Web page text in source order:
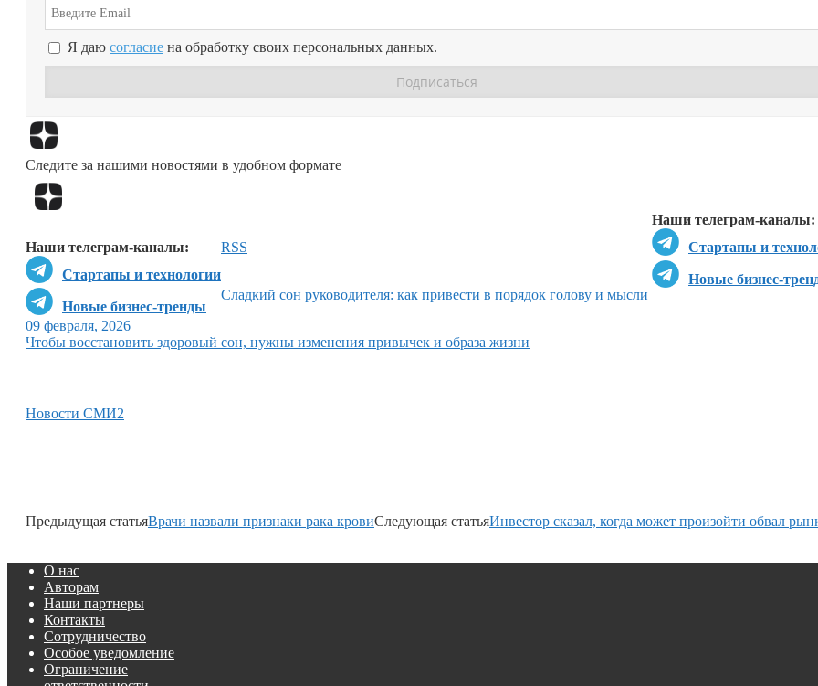
Я даю согласие на обработку своих персональных данных.
Следите за нашими новостями в удобном формате
Наши телеграм-каналы:
Стартапы и
Новые бизнес-
Наши телеграм-каналы:
Стартапы и технологии
Новые бизнес-тренды
RSS
Сладкий сон руководителя: как привести в порядок голову и мысли
09 февраля, 2026
Чтобы восстановить здоровый сон, нужны изменения привычек и образа жизни
Новости СМИ2
Предыдущая статьяВрачи назвали признаки рака кровиСледующая статьяИнвестор сказал, когда может произойти обвал
О нас
Авторам
Наши партнеры
Контакты
Сотрудничество
Особое уведомление
Ограничение